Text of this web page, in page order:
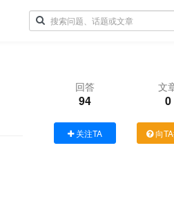
回答
94
文
0
关注TA 向